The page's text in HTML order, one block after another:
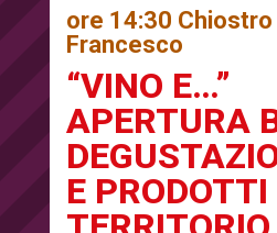
ore 14:30 Chiostro
Francesco
“VINO E…”
APERTURA
E PRODOTTI